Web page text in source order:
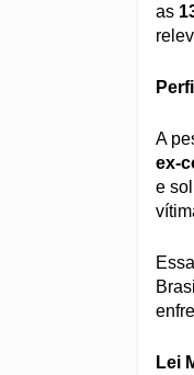
as
A
ex-
e
Lei